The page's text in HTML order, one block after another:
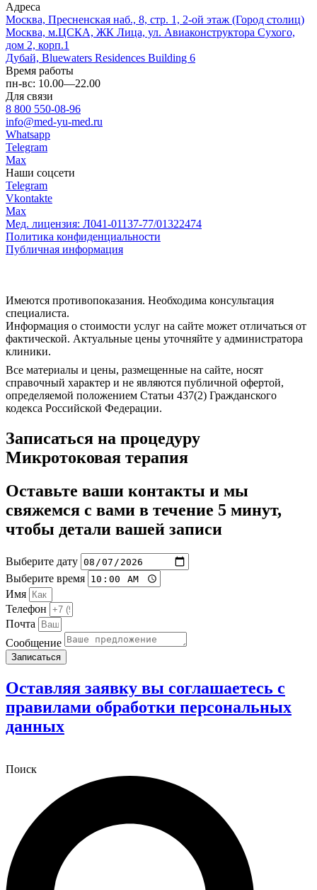
Адреса
Москва, Пресненская наб., 8, стр. 1, 2-ой этаж (Город столиц)
Москва, м.ЦСКА, ЖК Лица, ул. Авиаконструктора Сухого,
дом 2, корп.1
Дубай, Bluewaters Residences Building 6
Время работы
пн-вс: 10.00—22.00
Для связи
8 800 550-08-96
info@med-yu-med.ru
Whatsapp
Telegram
Max
Наши соцсети
Telegram
Vkontakte
Max
Мед. лицензия: Л041-01137-77/01322474
Политика конфиденциальности
Публичная информация
Все материалы и цены, размещенные на сайте, носят
справочный характер и не являются публичной офертой,
определяемой положением Статьи 437(2) Гражданского
кодекса Российской Федерации.
Записаться на процедуру
Микротоковая терапия
Оставьте ваши контакты и мы
свяжемся с вами в течение 5 минут,
чтобы детали вашей записи
Выберите дату
Выберите время
Имя
Телефон
Почта
Сообщение
Записаться
Оставляя заявку вы соглашаетесь с
правилами обработки персональных
данных
Поиск